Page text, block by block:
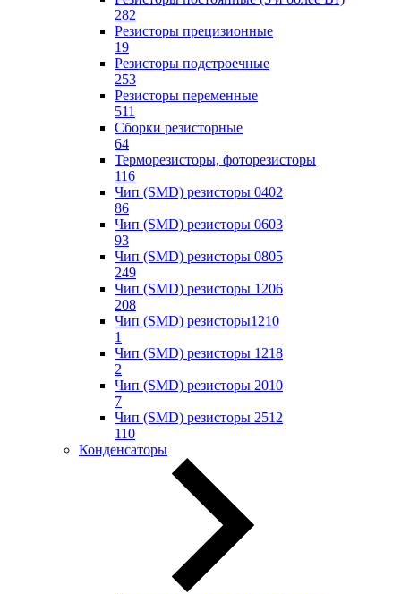
282
Резисторы прецизионные
19
Резисторы подстроечные
253
Резисторы переменные
511
Сборки резисторные
64
Терморезисторы, фоторезисторы
116
Чип (SMD) резисторы 0402
86
Чип (SMD) резисторы 0603
93
Чип (SMD) резисторы 0805
249
Чип (SMD) резисторы 1206
208
Чип (SMD) резисторы1210
1
Чип (SMD) резисторы 1218
2
Чип (SMD) резисторы 2010
7
Чип (SMD) резисторы 2512
110
Конденсаторы